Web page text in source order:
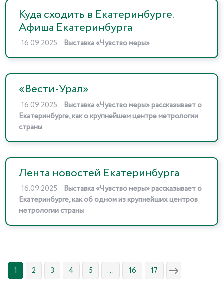
Куда сходить в Екатеринбурге.
Афиша Екатеринбурга
16.09.2025 Выставка «Чувство меры»
«Вести-Урал»
16.09.2025
Выставка «Чувство меры» рассказывает о
Екатеринбурге, как о крупнейшем центре метрологии
страны
Лента новостей Екатеринбурга
16.09.2025
Выставка «Чувство меры» рассказывает о
Екатеринбурге, как об одном из крупнейших центров
метрологии страны
1 2 3 4 5 ... 16 17